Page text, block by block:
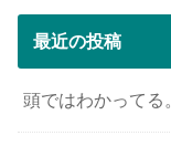
最近の投稿
頭ではわかってる